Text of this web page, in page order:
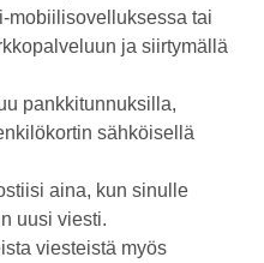
mobiilisovelluksessa tai
ja siirtymällä
pankkitunnuksilla,
sähköisellä
aina, kun sinulle
uusi viesti.
viesteistä myös